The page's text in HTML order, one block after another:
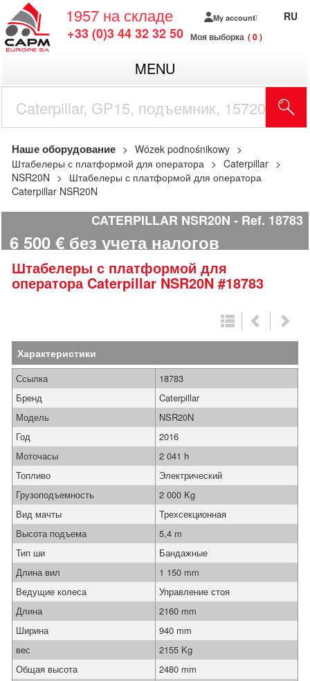
1957 на складе
+33 (0)3 44 32 32 50
My account
Моя выборка 0
RU
MENU
Наше оборудование
Wózek podnośnikowy
Штабелеры с платформой для оператора
Caterpillar
NSR20N
Штабелеры с платформой для оператора
Caterpillar NSR20N
CATERPILLAR NSR20N Ref. 18783
6 500 € без учета налогов
Штабелеры с платформой для
оператора Caterpillar NSR20N #18783
Характеристики
Ссылка
18783
Бренд
Caterpillar
Модель
NSR20N
Год
2016
Моточасы
2 041 h
Топливо
Электрический
Грузоподъемность
2 000 Kg
Вид мачты
Трехсекционная
Высота подъема
5,4 m
Тип ши
Бандажные
Длина вил
1 150 mm
Ведущие колеса
Управление стоя
Длина
2160 mm
Ширина
940 mm
вес
2155 Kg
Общая высота
2480 mm